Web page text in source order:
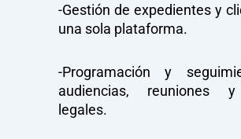
-Gestión de expedientes y
una sola plataforma.
-Programación y
audiencias, reuniones
legales.